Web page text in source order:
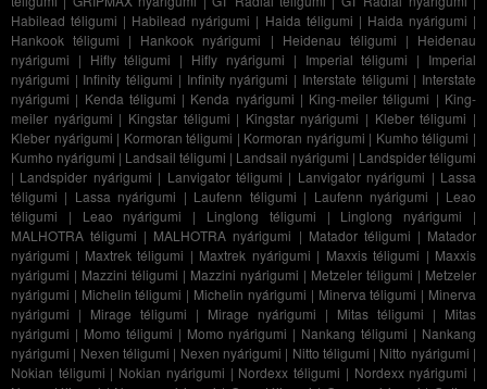
Habilead téligumi | Habilead nyárigumi | Haida téligumi | Haida nyárigumi |
Hankook téligumi | Hankook nyárigumi | Heidenau téligumi | Heidenau
nyárigumi | Hifly téligumi | Hifly nyárigumi | Imperial téligumi | Imperial
nyárigumi | Infinity téligumi | Infinity nyárigumi | Interstate téligumi | Interstate
nyárigumi | Kenda téligumi | Kenda nyárigumi | King-meiler téligumi | King-
meiler nyárigumi | Kingstar téligumi | Kingstar nyárigumi | Kleber téligumi |
Kleber nyárigumi | Kormoran téligumi | Kormoran nyárigumi | Kumho téligumi |
Kumho nyárigumi | Landsail téligumi | Landsail nyárigumi | Landspider téligumi
| Landspider nyárigumi | Lanvigator téligumi | Lanvigator nyárigumi | Lassa
téligumi | Lassa nyárigumi | Laufenn téligumi | Laufenn nyárigumi | Leao
téligumi | Leao nyárigumi | Linglong téligumi | Linglong nyárigumi |
MALHOTRA téligumi | MALHOTRA nyárigumi | Matador téligumi | Matador
nyárigumi | Maxtrek téligumi | Maxtrek nyárigumi | Maxxis téligumi | Maxxis
nyárigumi | Mazzini téligumi | Mazzini nyárigumi | Metzeler téligumi | Metzeler
nyárigumi | Michelin téligumi | Michelin nyárigumi | Minerva téligumi | Minerva
nyárigumi | Mirage téligumi | Mirage nyárigumi | Mitas téligumi | Mitas
nyárigumi | Momo téligumi | Momo nyárigumi | Nankang téligumi | Nankang
nyárigumi | Nexen téligumi | Nexen nyárigumi | Nitto téligumi | Nitto nyárigumi |
Nokian téligumi | Nokian nyárigumi | Nordexx téligumi | Nordexx nyárigumi |